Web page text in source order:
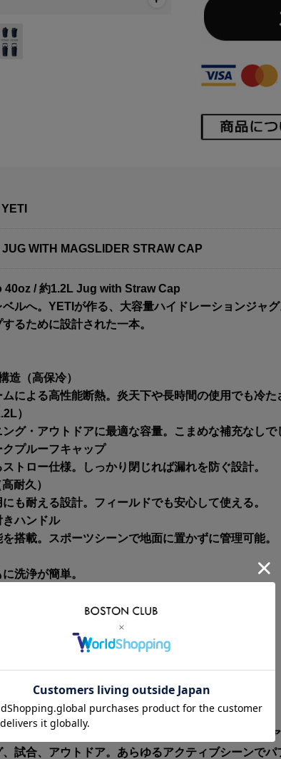
WITH MAGSLIDER STRAW CAP
40oz / 約1.2L Jug with Straw Cap
ルへ。YETIが作る、大容量ハイドレーションジャ
るために設計された一本。
造（高保冷）
による高性能断熱。炎天下や長時間の使用でも冷た
）
グ・アウトドアに最適な容量。こまめな補充なしで
クプルーフキャップ
トロー仕様。しっかり閉じれば漏れを防ぐ設計。
耐久）
も耐える設計。フィールドでも安心して使える。
きハンドル
搭載。スポーツシーンで地面に置かずに管理可能。
洗浄が簡単。
）
ャップ（漏れ防止）
/ 食洗機対応
っかり飲むため”に設計されたハイドレーションギ
試合、アウトドア。あらゆるアクティブシーンでパ